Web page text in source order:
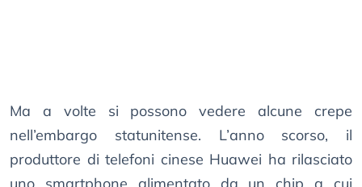
Ma a volte si possono vedere alcune crepe
nell’embargo statunitense. L’anno scorso, il
produttore di telefoni cinese Huawei ha rilasciato